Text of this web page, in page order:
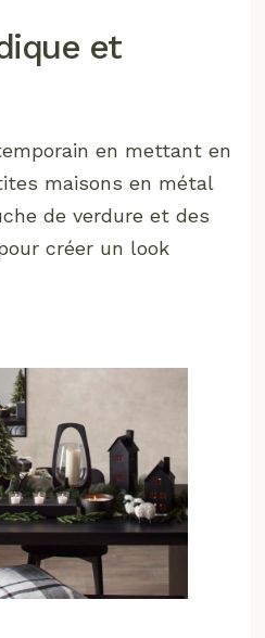
et
en mettant en
maisons en métal
de verdure et des
créer un look